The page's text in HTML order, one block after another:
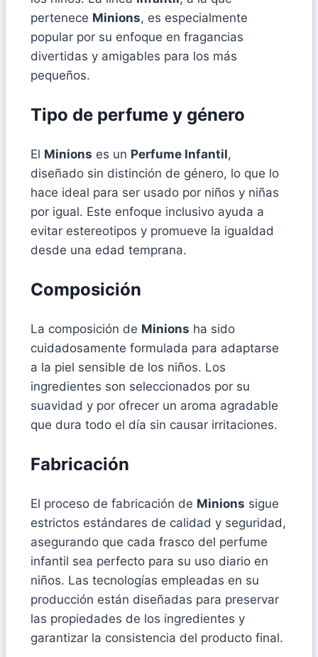
pertenece Minions, es especialmente
popular por su enfoque en fragancias
divertidas y amigables para los más
pequeños.
Tipo de perfume y género
El Minions es un Perfume Infantil,
diseñado sin distinción de género, lo que lo
hace ideal para ser usado por niños y niñas
por igual. Este enfoque inclusivo ayuda a
evitar estereotipos y promueve la igualdad
desde una edad temprana.
Composición
La composición de Minions ha sido
cuidadosamente formulada para adaptarse
a la piel sensible de los niños. Los
ingredientes son seleccionados por su
suavidad y por ofrecer un aroma agradable
que dura todo el día sin causar irritaciones.
Fabricación
El proceso de fabricación de Minions sigue
estrictos estándares de calidad y seguridad,
asegurando que cada frasco del perfume
infantil sea perfecto para su uso diario en
niños. Las tecnologías empleadas en su
producción están diseñadas para preservar
las propiedades de los ingredientes y
garantizar la consistencia del producto final.